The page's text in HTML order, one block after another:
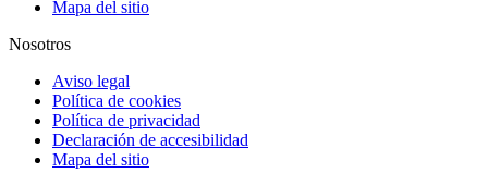
Mapa del sitio
Nosotros
Aviso legal
Política de cookies
Política de privacidad
Declaración de accesibilidad
Mapa del sitio